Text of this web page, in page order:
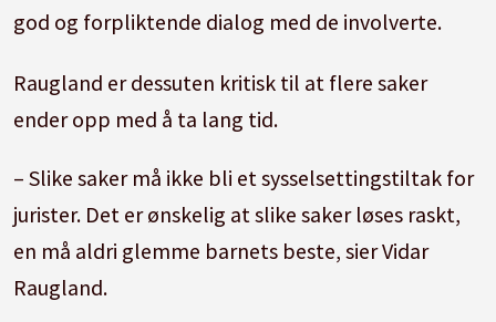
god og forpliktende dialog med de involverte.
Raugland er dessuten kritisk til at flere saker
ender opp med å ta lang tid.
– Slike saker må ikke bli et sysselsettingstiltak for
jurister. Det er ønskelig at slike saker løses raskt,
en må aldri glemme barnets beste, sier Vidar
Raugland.